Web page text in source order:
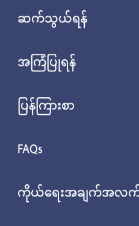
ဆက်သွယ်ရန်
အကြံပြုရန်
ပြန်ကြားစာ
FAQs
ကိုယ်ရေးအချက်အလက်